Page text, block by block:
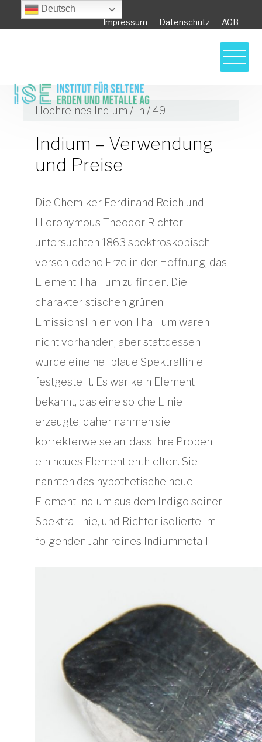
Impressum Datenschutz AGB
Hochreines Indium / In / 49
Indium – Verwendung
und Preise
Die Chemiker Ferdinand Reich und
Hieronymous Theodor Richter
untersuchten 1863 spektroskopisch
verschiedene Erze in der Hoffnung, das
Element Thallium zu finden. Die
charakteristischen grünen
Emissionslinien von Thallium waren
nicht vorhanden, aber stattdessen
wurde eine hellblaue Spektrallinie
festgestellt. Es war kein Element
bekannt, das eine solche Linie
erzeugte, daher nahmen sie
korrekterweise an, dass ihre Proben
ein neues Element enthielten. Sie
nannten das hypothetische neue
Element Indium aus dem Indigo seiner
Spektrallinie, und Richter isolierte im
folgenden Jahr reines Indiummetall.
Deutsch